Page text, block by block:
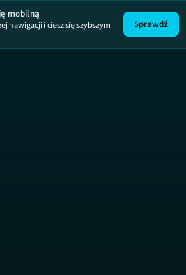
Ugotowani
mobilną
nawigacji i ciesz się szybszym
Sprawdź